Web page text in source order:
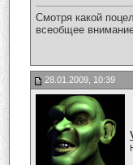
Смотря какой
всеобщее
28.01.2009, 10:39